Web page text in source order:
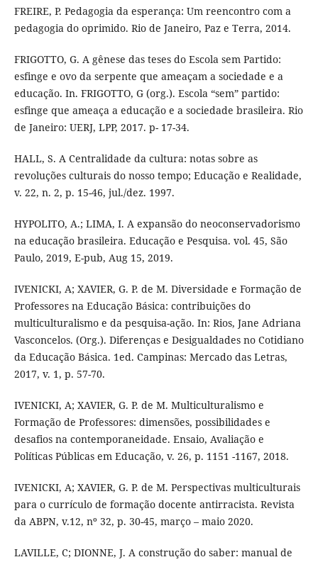
FREIRE, P. Pedagogia da esperança: Um reencontro com a
pedagogia do oprimido. Rio de Janeiro, Paz e Terra, 2014.
FRIGOTTO, G. A gênese das teses do Escola sem Partido:
esfinge e ovo da serpente que ameaçam a sociedade e a
educação. In. FRIGOTTO, G (org.). Escola “sem” partido:
esfinge que ameaça a educação e a sociedade brasileira. Rio
de Janeiro: UERJ, LPP, 2017. p- 17-34.
HALL, S. A Centralidade da cultura: notas sobre as
revoluções culturais do nosso tempo; Educação e Realidade,
v. 22, n. 2, p. 15-46, jul./dez. 1997.
HYPOLITO, A.; LIMA, I. A expansão do neoconservadorismo
na educação brasileira. Educação e Pesquisa. vol. 45, São
Paulo, 2019, E-pub, Aug 15, 2019.
IVENICKI, A; XAVIER, G. P. de M. Diversidade e Formação de
Professores na Educação Básica: contribuições do
multiculturalismo e da pesquisa-ação. In: Rios, Jane Adriana
Vasconcelos. (Org.). Diferenças e Desigualdades no Cotidiano
da Educação Básica. 1ed. Campinas: Mercado das Letras,
2017, v. 1, p. 57-70.
IVENICKI, A; XAVIER, G. P. de M. Multiculturalismo e
Formação de Professores: dimensões, possibilidades e
desafios na contemporaneidade. Ensaio, Avaliação e
Políticas Públicas em Educação, v. 26, p. 1151 -1167, 2018.
IVENICKI, A; XAVIER, G. P. de M. Perspectivas multiculturais
para o currículo de formação docente antirracista. Revista
da ABPN, v.12, nº 32, p. 30-45, março – maio 2020.
LAVILLE, C; DIONNE, J. A construção do saber: manual de